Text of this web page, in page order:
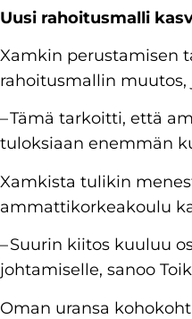
Uusi rahoitusmalli
Xamkin perustamisen
rahoitusmallin
– Tämä tarkoitti, että
tuloksiaan enemmän
Xamkista tulikin
ammattikorkeakoulu
– Suurin kiitos kuuluu
johtamiselle, sanoo
Oman uransa